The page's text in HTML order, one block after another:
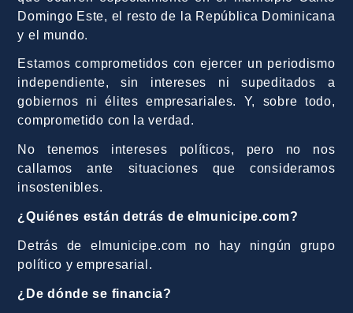
Domingo Este, el resto de la República Dominicana
y el mundo.
Estamos comprometidos con ejercer un periodismo
independiente, sin intereses ni supeditados a
gobiernos ni élites empresariales. Y, sobre todo,
comprometido con la verdad.
No tenemos intereses políticos, pero no nos
callamos ante situaciones que consideramos
insostenibles.
¿Quiénes están detrás de elmunicipe.com?
Detrás de elmunicipe.com no hay ningún grupo
político y empresarial.
¿De dónde se financia?